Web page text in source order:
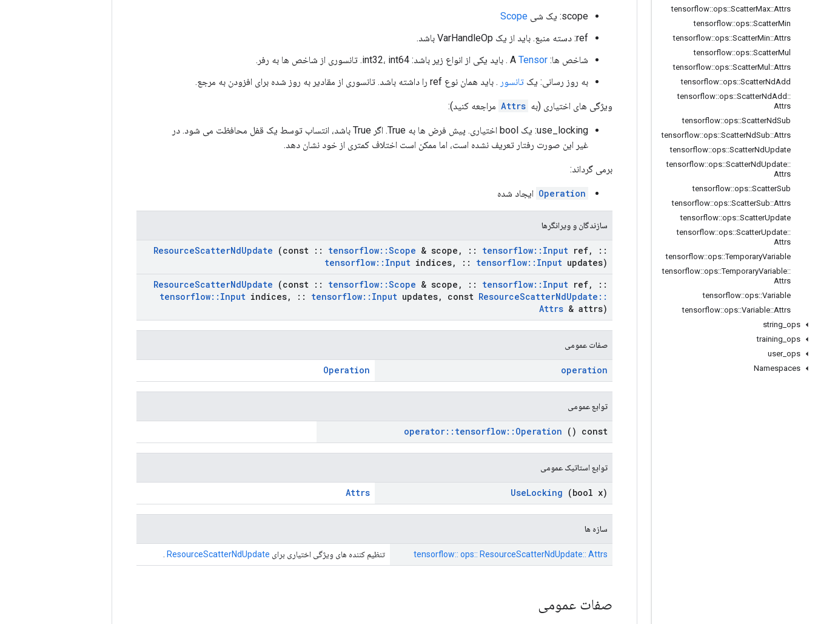
tensorflow::ops::ScatterMax::Attrs
tensorflow::ops::ScatterMin
tensorflow::ops::ScatterMin::Attrs
tensorflow::ops::ScatterMul
tensorflow::ops::ScatterMul ::Attrs
tensorflow::ops::ScatterNdAdd
tensorflow::ops::ScatterNdAdd ::
Attrs
tensorflow::ops::ScatterNdSub
tensorflow::ops::ScatterNdSub::Attrs
tensorflow::ops::ScatterNdUpdate
tensorflow::ops::ScatterNdUpdate::
Attrs
tensorflow::ops::ScatterSub
tensorflow::ops::ScatterSub::Attrs
tensorflow::ops::ScatterUpdate
tensorflow::ops::ScatterUpdate::
Attrs
tensorflow::ops::TemporaryVariable
tensorflow::ops::TemporaryVariable::
Attrs
tensorflow::ops::Variable
tensorflow::ops::Variable::Attrs
string ops
training ops
user_ ops
Namespaces
scope: یک شی
Scope
ref: دسته منبع. باید از یک VarHandleOp باشد.
شاخص ها: A Tensor
. باید یکی از انواع زیر باشد: int32، int64. تانسوری از شاخص ها به رفر.
به روز رسانی: یک تانسور . باید همان نوع ref را داشته باشد. تانسوری از مقادیر به روز شده برای افزودن به مرجع.
ویژگی های اختیاری (به Attrs مراجعه کنید):
use_locking: یک bool اختیاری. پیش فرض ها به True. اگر True باشد، انتساب توسط یک قفل محافظت می شود. در
غیر این صورت رفتار تعریف نشده است، اما ممکن است اختلاف کمتری از خود نشان دهد.
برمی گرداند:
Operation ایجاد شده
سازندگان و ویرانگرها
ResourceScatterNdUpdate (const :: tensorflow::Scope & scope , :: tensorflow:: Input ref,
::
tensorflow:: Input indices, :: tensorflow:: Input updates)
ResourceScatterNdUpdate (const :: tensorflow::Scope & scope , :: tensorflow:: Input ref,
::
tensorflow:: Input indices, :: tensorflow:: Input updates, const ResourceScatterNdUpdate ::
Attrs & attrs)
صفات عمومی
operation
Operation
توابع عمومی
operator:: tensorflow:: Operation () const
توابع استاتیک عمومی
UseLocking (bool x)
Attrs
سازه ها
tensorflow:: ops:: ResourceScatterNdUpdate:: Attrs تنظیم کننده های ویژگی اختیاری برای ResourceScatterNdUpdate
صفات عمومی